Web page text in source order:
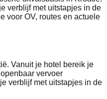
verblijf met uitstapjes in de
voor OV, routes en actuele
Vanuit je hotel bereik je
vervoer
verblijf met uitstapjes in de